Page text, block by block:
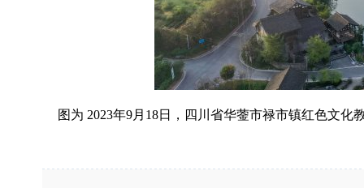
图为 2023年9月18日，四川省华蓥市禄市镇红色文